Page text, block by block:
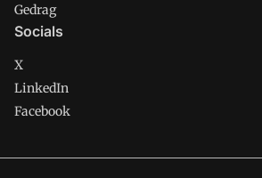
Gedrag
Socials
X
LinkedIn
Facebook